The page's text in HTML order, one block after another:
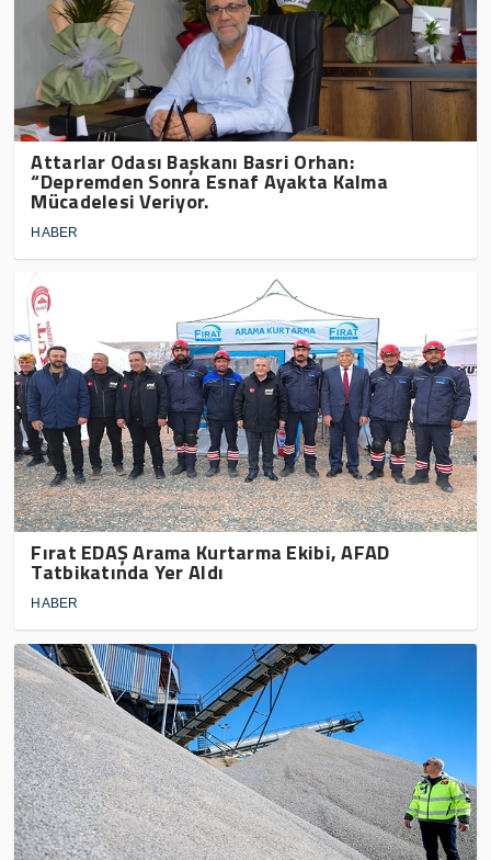
Attarlar Odası Başkanı Basri Orhan:
“Depremden Sonra Esnaf Ayakta Kalma
Mücadelesi Veriyor.
HABER
Fırat EDAŞ Arama Kurtarma Ekibi, AFAD
Tatbikatında Yer Aldı
HABER